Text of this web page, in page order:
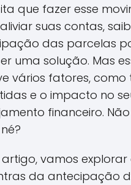
que fazer esse
suas contas,
das parcelas
uma solução. Mas
vários fatores, como
e o impacto no
financeiro.
artigo, vamos explorar
da antecipação